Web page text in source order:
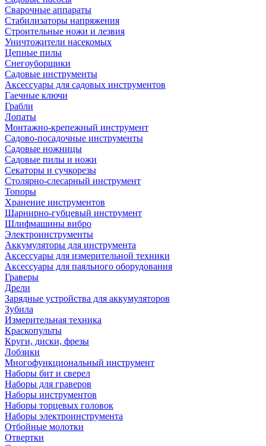
Сварочные аппараты
Стабилизаторы напряжения
Строительные ножи и лезвия
Уничтожители насекомых
Цепные пилы
Снегоуборщики
Садовые инструменты
Аксессуары для садовых инструментов
Гаечные ключи
Грабли
Лопаты
Монтажно-крепежный инструмент
Садово-посадочные инструменты
Садовые ножницы
Садовые пилы и ножи
Секаторы и сучкорезы
Столярно-слесарный инструмент
Топоры
Хранение инструментов
Шарнирно-губцевый инструмент
Шлифмашины вибро
Электроинструменты
Аккумуляторы для инструмента
Аксессуары для измерительной техники
Аксессуары для паяльного оборудования
Граверы
Дрели
Зарядные устройства для аккумуляторов
Зубила
Измерительная техника
Краскопульты
Круги, диски, фрезы
Лобзики
Многофункциональный инструмент
Наборы бит и сверел
Наборы для граверов
Наборы инструментов
Наборы торцевых головок
Наборы электроинструмента
Отбойные молотки
Отвертки